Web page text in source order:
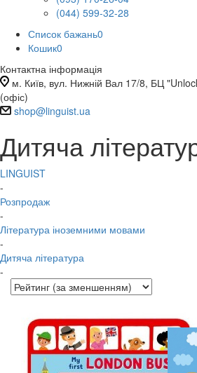
(044) 599-32-28
Список бажань0
Кошик0
Контактна інформація
м. Київ, вул. Нижній Вал 17/8, БЦ
(офіс)
shop@linguist.ua
Дитяча
LINGUIST
-
Розпродаж
-
Література іноземними мовами
-
Дитяча література
-